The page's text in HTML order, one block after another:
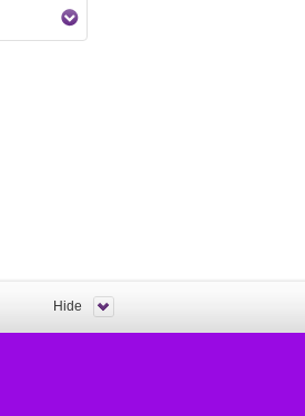
Hide